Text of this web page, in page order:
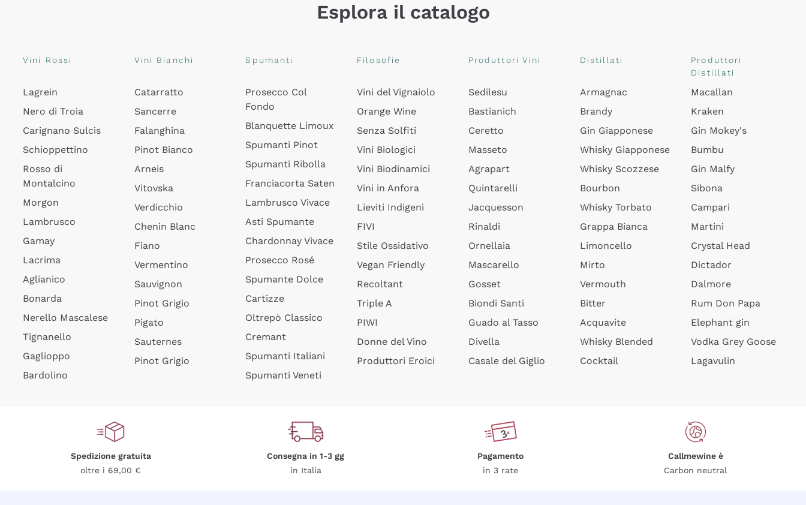
Esplora il catalogo
Vini Rossi
Lagrein
Nero di Troia
Carignano Sulcis
Schioppettino
Rosso di
Montalcino
Morgon
Lambrusco
Gamay
Lacrima
Aglianico
Bonarda
Nerello Mascalese
Tignanello
Gaglioppo
Bardolino
Vini Bianchi
Catarratto
Sancerre
Falanghina
Pinot Bianco
Arneis
Vitovska
Verdicchio
Chenin Blanc
Fiano
Vermentino
Sauvignon
Pinot Grigio
Pigato
Sauternes
Pinot Grigio
Spumanti
Prosecco Col
Fondo
Blanquette Limoux
Spumanti Pinot
Spumanti Ribolla
Franciacorta Saten
Lambrusco Vivace
Asti Spumante
Chardonnay Vivace
Prosecco Rosé
Spumante Dolce
Cartizze
Oltrepò Classico
Cremant
Spumanti Italiani
Spumanti Veneti
Filosofie
Vini del Vignaiolo
Orange Wine
Senza Solfiti
Vini Biologici
Vini Biodinamici
Vini in Anfora
Lieviti Indigeni
FIVI
Stile Ossidativo
Vegan Friendly
Recoltant
Triple A
PIWI
Donne del Vino
Produttori Eroici
Produttori Vini
Sedilesu
Bastianich
Ceretto
Masseto
Agrapart
Quintarelli
Jacquesson
Rinaldi
Ornellaia
Mascarello
Gosset
Biondi Santi
Guado al Tasso
Divella
Casale del Giglio
Distillati
Armagnac
Brandy
Gin Giapponese
Whisky Giapponese
Whisky Scozzese
Bourbon
Whisky Torbato
Grappa Bianca
Limoncello
Mirto
Vermouth
Bitter
Acquavite
Whisky Blended
Cocktail
Produttori
Distillati
Macallan
Kraken
Gin Mokey's
Bumbu
Gin Malfy
Sibona
Campari
Martini
Crystal Head
Dictador
Dalmore
Rum Don Papa
Elephant gin
Vodka Grey Goose
Lagavulin
Spedizione gratuita
oltre i 69,00 €
Consegna in 1-3 gg
in Italia
Pagamento
in 3 rate
Callmewine è
Carbon neutral